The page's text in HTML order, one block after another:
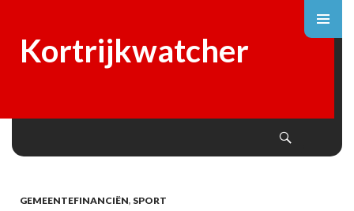
Kortrijkwatcher
GEMEENTEFINANCIËN, SPORT